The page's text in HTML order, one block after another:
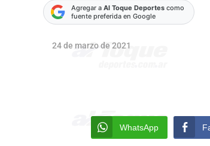
Agregar a Al Toque Deportes como
fuente preferida en Google
24 de marzo de 2021
WhatsApp